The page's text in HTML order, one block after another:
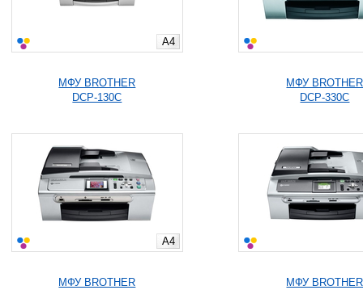
A4
МФУ BROTHER
DCP-130C
МФУ BROTHER
DCP-330C
A4
МФУ BROTHER
МФУ BROTHER